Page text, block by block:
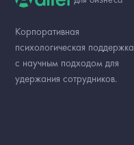
Корпоративная
психологическая поддержка
с научным подходом для
удержания сотрудников.